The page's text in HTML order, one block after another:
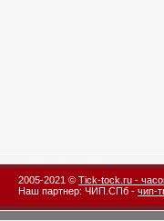
2005-2021 © Tick-tock.ru -
Наш партнер: ЧИП.СПб - чип-